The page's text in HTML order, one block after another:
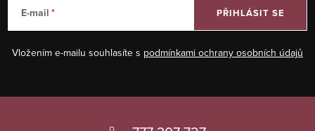
E-mail
Vložením e-mailu souhlasíte s podmínkami ochrany osobních údajů
PŘIHLÁSIT SE